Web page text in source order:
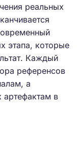
реальных
этапа, которые
Каждый
референсов
а
артефактам в